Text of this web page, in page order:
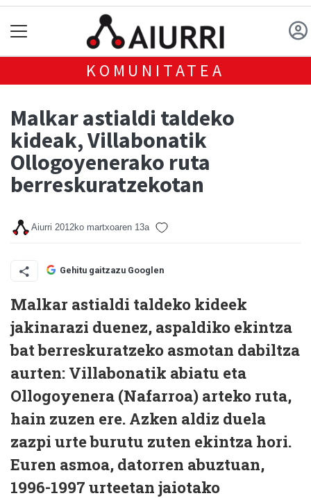
KOMUNITATEA
Malkar astialdi taldeko
kideak, Villabonatik
Ollogoyenerako ruta
berreskuratzekotan
Aiurri 2012ko martxoaren 13a
Gehitu gaitzazu Googlen
Malkar astialdi taldeko kideek
jakinarazi duenez, aspaldiko ekintza
bat berreskuratzeko asmotan dabiltza
aurten: Villabonatik abiatu eta
Ollogoyenera (Nafarroa) arteko ruta,
hain zuzen ere. Azken aldiz duela
zazpi urte burutu zuten ekintza hori.
Euren asmoa, datorren abuztuan,
1996-1997 urteetan jaiotako